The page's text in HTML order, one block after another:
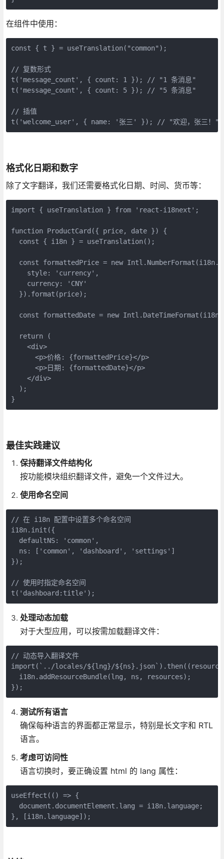
在组件中使用：
const { t } = useTranslation("common");
// 复数形式
t('message_count', { count: 1 }); // "1 条消息"
t('message_count', { count: 5 }); // "5 条消息"
// 插值
t('welcome_user', { name: '张三' }); // "欢迎，张三！"
格式化日期和数字
除了文字翻译，我们还需要格式化日期、时间、货币等：
import { useTranslation } from 'react-i18next';
function ProductCard({ price, date }) {
  const { i18n } = useTranslation();
const formattedPrice = new
    style: 'currency',
    currency: 'CNY'
  }).format(price);
const formattedDate = new
  return (
    <div>
      <p>价格: {formattedPrice}</p>
      <p>日期: {formattedDate}</p>
    </div>
  );
}
最佳实践建议
保持翻译文件结构化
按功能模块组织翻译文件，避免一个文件过大。
使用命名空间
// 在 i18n 配置中设置多个命名空间
i18n.init({
  defaultNS: 'common',
  ns: ['common', 'dashboard', 'settings']
});
// 使用时指定命名空间
t('dashboard:title');
处理动态加载
对于大型应用，可以按需加载翻译文件：
// 动态导入翻译文件
import(`../locales/${lng}/
  i18n.addResourceBundle(lng, ns, resources);
});
测试所有语言
确保每种语言的界面都正常显示，特别是长文字和 RTL
语言。
考虑可访问性
语言切换时，要正确设置 html 的 lang 属性：
useEffect(() => {
  document.documentElement.lang = i18n.language;
}, [i18n.language]);